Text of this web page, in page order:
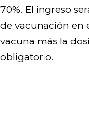
70%. El ingreso
de vacunación en
vacuna más la
obligatorio.